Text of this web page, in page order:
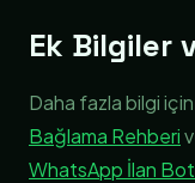
Ek Bilgiler
Daha fazla bilgi için
Bağlama Rehberi
WhatsApp İlan